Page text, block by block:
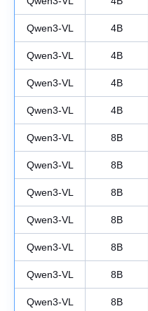
Qwen3-VL 4B
Qwen3-VL 4B
Qwen3-VL 4B
Qwen3-VL 4B
Qwen3-VL 8B
Qwen3-VL 8B
Qwen3-VL 8B
Qwen3-VL 8B
Qwen3-VL 8B
Qwen3-VL 8B
Qwen3-VL 8B